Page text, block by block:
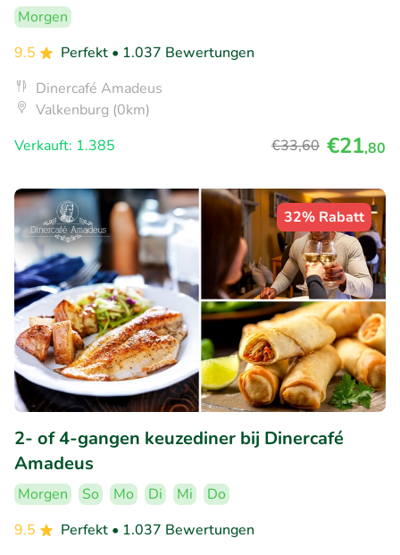
Morgen
9.5
Perfekt • 1.037 Bewertungen
Dinercafé Amadeus
Valkenburg (0km)
Verkauft: 1.385
€33,60 €21,80
32% Rabatt
2- of 4-gangen keuzediner bij Dinercafé
Amadeus
Morgen So Mo Di Mi
Do
9.5
Perfekt • 1.037 Bewertungen